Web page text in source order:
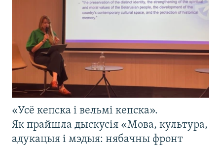
«Усё кепска і вельмі кепска».
Як прайшла дыскусія «Мова, культура,
адукацыя і мэдыя: нябачны фронт